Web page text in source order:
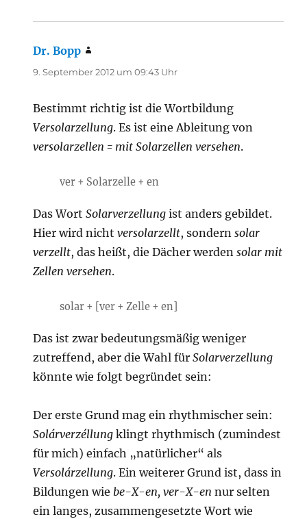
Dr. Bopp
9. September 2012 um 09:43 Uhr
Bestimmt richtig ist die Wortbildung
Versolarzellung. Es ist eine Ableitung von
versolarzellen = mit Solarzellen versehen.
ver + Solarzelle + en
Das WortSolarverzellung ist anders gebildet.
Hier wird nichtversolarzellt, sondernsolar
verzellt, das heißt, die Dächer werden solar mit
Zellen versehen.
solar + [ver + Zelle + en]
Das ist zwar bedeutungsmäßig weniger
zutreffend, aber die Wahl fürSolarverzellung
könnte wie folgt begründet sein:
Der erste Grund mag ein rhythmischer sein:
Solárverzéllung klingt rhythmisch (zumindest
für mich) einfach „natürlicher“ als
Versolárzellung. Ein weiterer Grund ist, dass in
Bildungen wie be-X-en, ver-X-ennur selten
ein langes, zusammengesetzte Wort wie